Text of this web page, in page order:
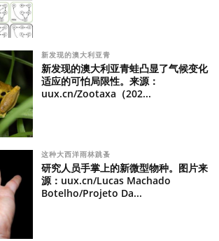
新发现的澳大利亚青
新发现的澳大利亚青蛙凸显了气候变化
适应的可怕局限性。来源：
uux.cn/Zootaxa（202...
这种大西洋雨林跳蚤
研究人员手掌上的新微型物种。图片来
源：uux.cn/Lucas Machado
Botelho/Projeto Da...